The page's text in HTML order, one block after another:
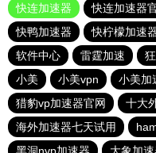
快连加速器
快连加速器
快鸭加速器
快柠檬加速
软件中心
雷霆加速
小美
小美vpn 小美加
猎豹vp加速器官网
十大
海外加速器七天试用